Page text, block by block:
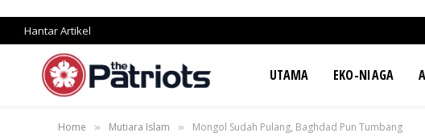
Hantar Artikel
UTAMA EKO-NIAGA
Home » Mutiara Islam » Mongol Sudah Pulang, Baghdad Pun Tumbang